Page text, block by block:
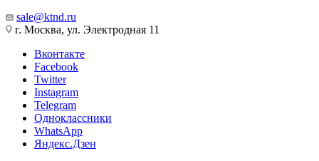
sale@ktnd.ru
г. Москва, ул. Электродная 11
Вконтакте
Facebook
Twitter
Instagram
Telegram
Одноклассники
WhatsApp
Яндекс.Дзен